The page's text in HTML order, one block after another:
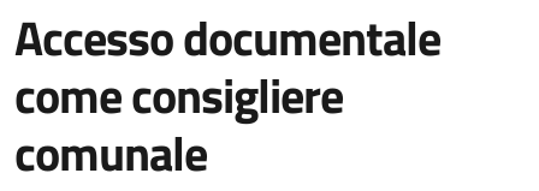
Accesso documentale
come consigliere
comunale